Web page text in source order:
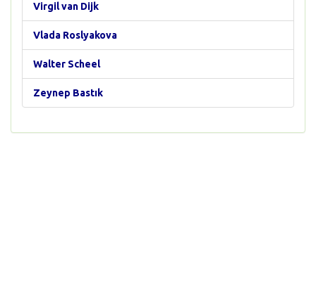
Virgil van Dijk
Vlada Roslyakova
Walter Scheel
Zeynep Bastık